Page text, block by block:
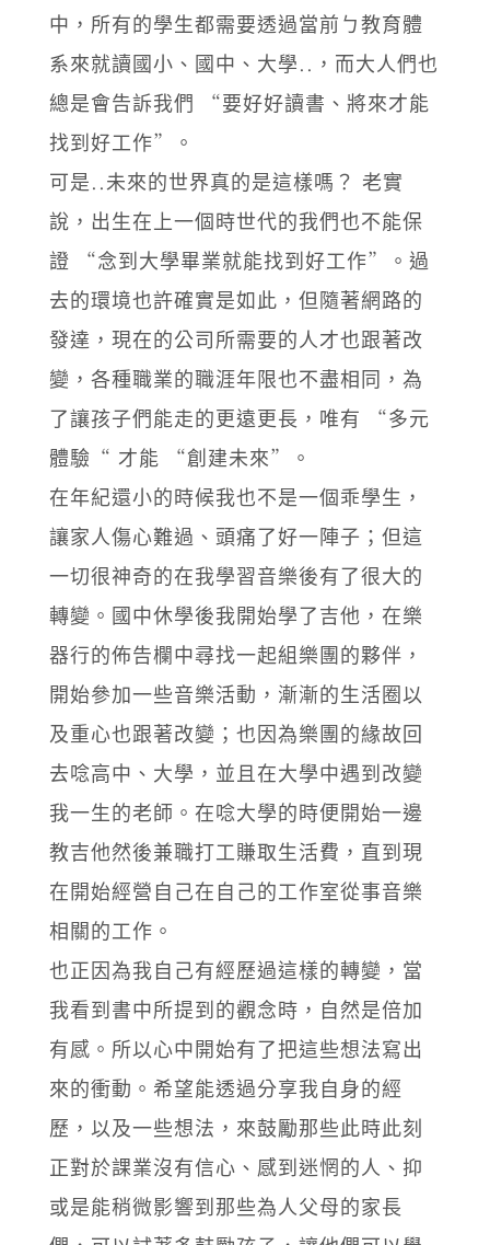
中，所有的學生都需要透過當前ㄅ教育體
系來就讀國小、國中、大學..，而大人們也
總是會告訴我們 “要好好讀書、將來才能
找到好工作”。
可是..未來的世界真的是這樣嗎？ 老實
說，出生在上一個時世代的我們也不能保
證 “念到大學畢業就能找到好工作”。過
去的環境也許確實是如此，但隨著網路的
發達，現在的公司所需要的人才也跟著改
變，各種職業的職涯年限也不盡相同，為
了讓孩子們能走的更遠更長，唯有 “多元
體驗“ 才能 “創建未來”。
在年紀還小的時候我也不是一個乖學生，
讓家人傷心難過、頭痛了好一陣子；但這
一切很神奇的在我學習音樂後有了很大的
轉變。國中休學後我開始學了吉他，在樂
器行的佈告欄中尋找一起組樂團的夥伴，
開始參加一些音樂活動，漸漸的生活圈以
及重心也跟著改變；也因為樂團的緣故回
去唸高中、大學，並且在大學中遇到改變
我一生的老師。在唸大學的時便開始一邊
教吉他然後兼職打工賺取生活費，直到現
在開始經營自己在自己的工作室從事音樂
相關的工作。
也正因為我自己有經歷過這樣的轉變，當
我看到書中所提到的觀念時，自然是倍加
有感。所以心中開始有了把這些想法寫出
來的衝動。希望能透過分享我自身的經
歷，以及一些想法，來鼓勵那些此時此刻
正對於課業沒有信心、感到迷惘的人、抑
或是能稍微影響到那些為人父母的家長